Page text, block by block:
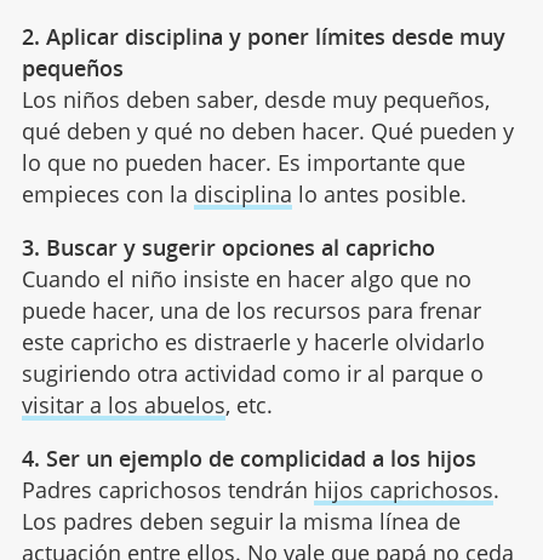
2. Aplicar disciplina y poner límites desde muy
pequeños
Los niños deben saber, desde muy pequeños,
qué deben y qué no deben hacer. Qué pueden y
lo que no pueden hacer. Es importante que
empieces con la disciplina lo antes posible.
3. Buscar y sugerir opciones al capricho
Cuando el niño insiste en hacer algo que no
puede hacer, una de los recursos para frenar
este capricho es distraerle y hacerle olvidarlo
sugiriendo otra actividad como ir al parque o
visitar a los abuelos, etc.
4. Ser un ejemplo de complicidad a los hijos
Padres caprichosos tendrán hijos caprichosos.
Los padres deben seguir la misma línea de
actuación entre ellos. No vale que papá no ceda